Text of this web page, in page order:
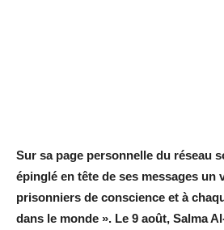
Sur sa page personnelle du réseau
épinglé en tête de ses messages un
prisonniers de conscience et à
dans le monde ». Le 9 août, Salma